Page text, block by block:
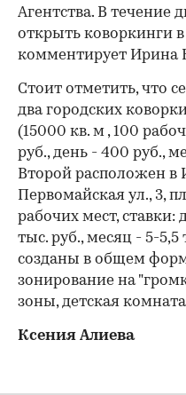
Агентства. В течение
открыть коворкинги
комментирует Ирина
Стоит отметить, что
два городских
(15000 кв. м , 100
руб., день - 400 руб.,
Второй расположен в
Первомайская ул., 3,
рабочих мест, ставки:
тыс. руб., месяц - 5-
созданы в общем
зонирование на
зоны, детская
Ксения Алиева